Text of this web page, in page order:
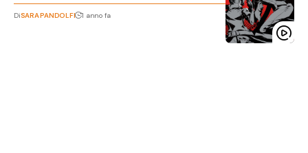
DiSARA PANDOLFI 1 anno fa